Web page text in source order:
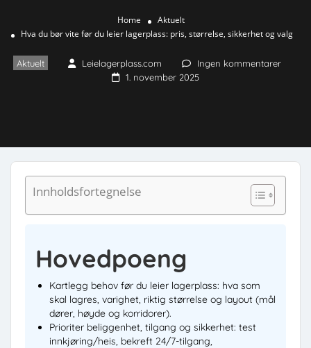
Home
Aktuelt
Hva du bør vite før du leier lagerplass: pris, størrelse, sikkerhet og valg
Aktuelt Leielagerplass.com
Ingen kommentarer
1. november 2025
Innholdsfortegnelse
Hovedpoeng
Kartlegg behov før du leier lagerplass: hva som
skal lagres, varighet, riktig størrelse og layout (mål
dører, høyde og korridorer).
Prioriter beliggenhet, tilgang og sikkerhet: test
innkjøring/heis, bekreft 24/7-tilgang,